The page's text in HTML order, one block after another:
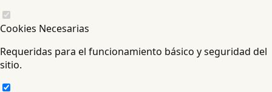
Cookies Necesarias
Requeridas para el funcionamiento básico y seguridad del
sitio.